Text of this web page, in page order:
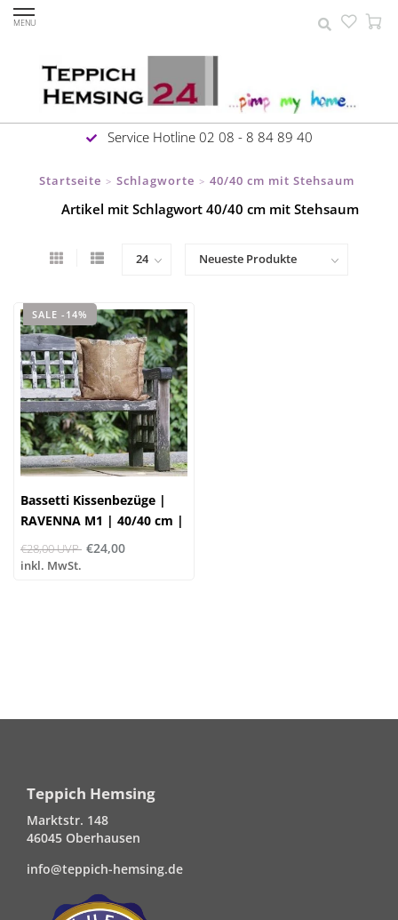
MENU
Service Hotline 02 08 - 8 84 89 40
Startseite > Schlagworte > 40/40 cm mit Stehsaum
Artikel mit Schlagwort 40/40 cm mit Stehsaum
SALE -14%
Bassetti Kissenbezüge |
RAVENNA M1 | 40/40 cm |
100% Baumwolle
€28,00 UVP €24,00
inkl. MwSt.
Teppich Hemsing
Marktstr. 148
46045 Oberhausen
info@teppich-hemsing.de